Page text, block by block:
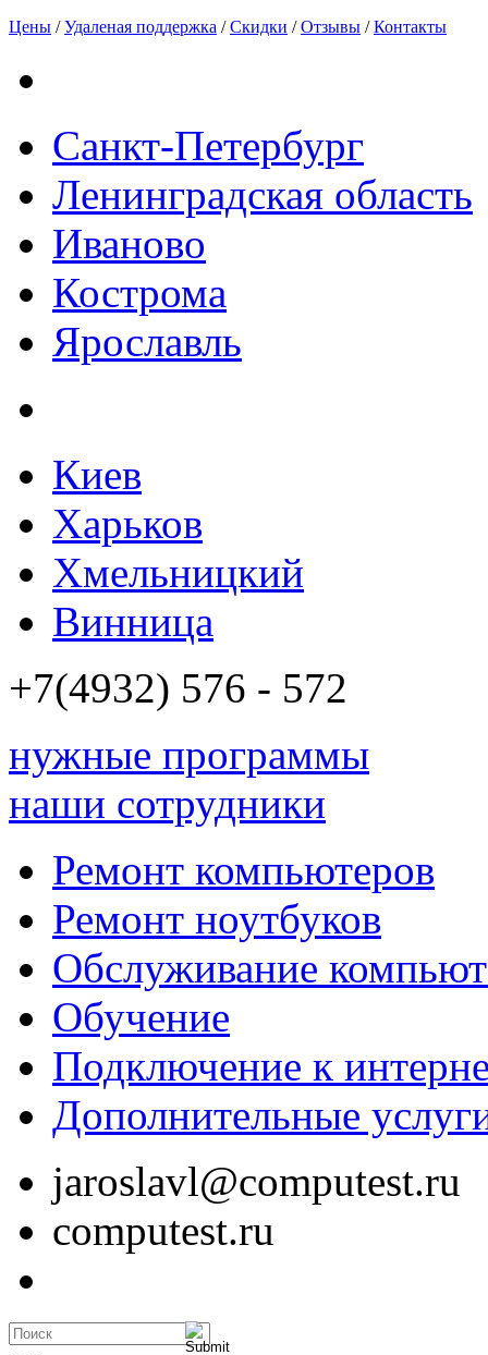
Цены /Удаленая поддержка /Скидки /Отзывы /Контакты
Санкт-Петербург
Ленинградская область
Иваново
Кострома
Ярославль
Киев
Харьков
Хмельницкий
Винница
+7(4932) 576 - 572
нужные программы
наши сотрудники
Ремонт компьютеров
Ремонт ноутбуков
Обслуживание
Обучение
Подключение к
Дополнительные
jaroslavl@computest.ru
computest.ru